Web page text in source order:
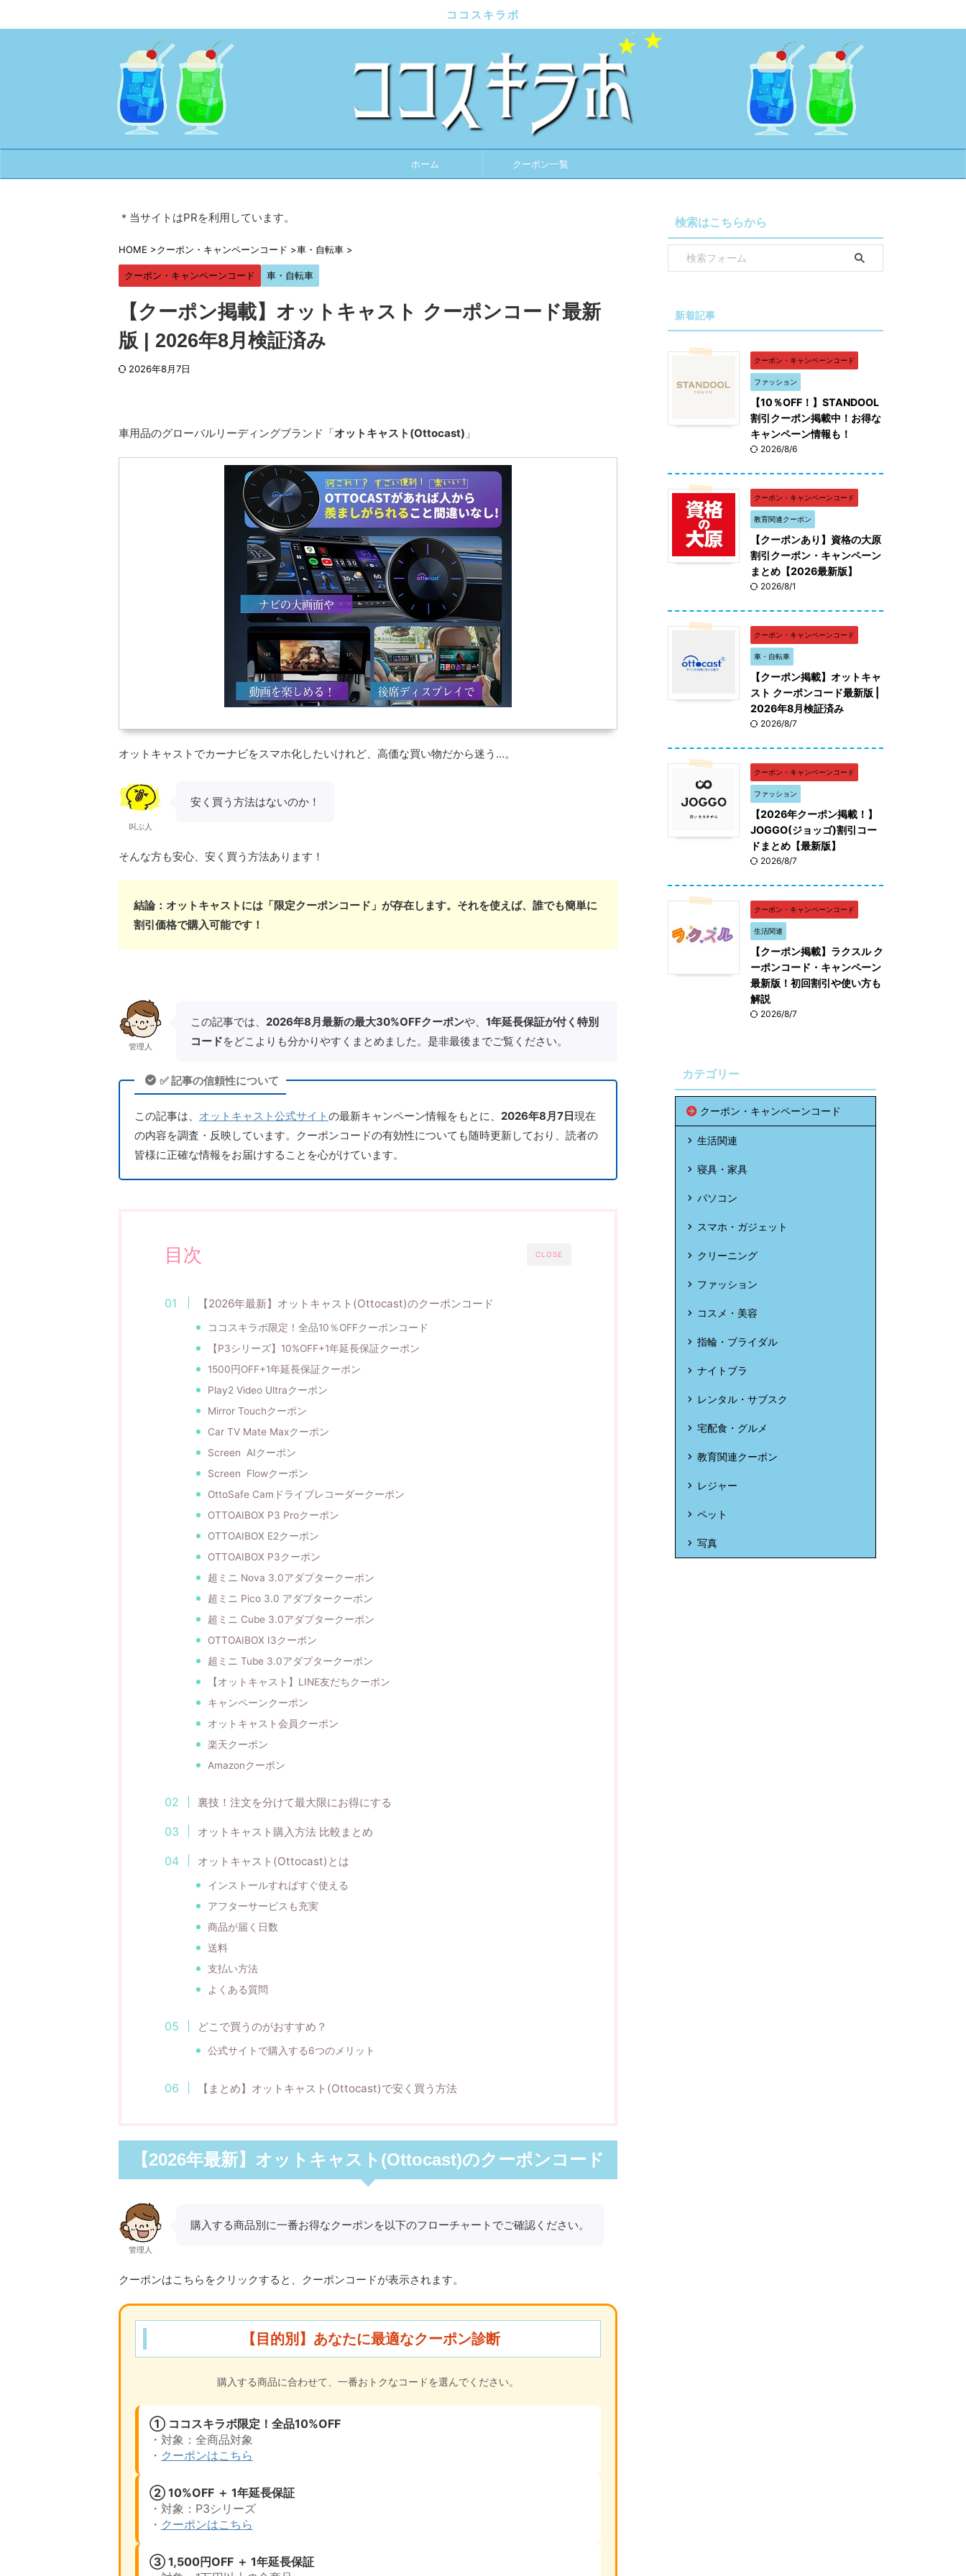
ココスキラボ
ホーム クーポン一覧
＊当サイトはPRを利用しています。
HOME >クーポン・キャンペーンコード >車・自転車 >
クーポン・キャンペーンコード 車・自転車
【クーポン掲載】オットキャスト クーポンコード最新
版 | 2026年8月検証済み
2026年8月7日
車用品のグローバルリーディングブランド「オットキャスト(Ottocast) 」
オットキャストでカーナビをスマホ化したいけれど、高価な買い物だから迷う…。
叫ぶ人
安く買う方法はないのか！
そんな方も安心、安く買う方法あります！
結論：オットキャストには「限定クーポンコード」が存在します。それを使えば、誰でも簡単に
割引価格で購入可能です！
管理人
この記事では、 2026年8月最新の最大30%OFFクーポンや、 1年延長保証が付く特別
コードをどこよりも分かりやすくまとめました。是非最後までご覧ください。
✅ 記事の信頼性について
この記事は、 オットキャスト公式サイトの最新キャンペーン情報をもとに、 2026年8 月7日現在
の内容を調査・反映しています。クーポンコードの有効性についても随時更新しており、読者の
皆様に正確な情報をお届けすることを心がけています。
CLOSE
目次
【2026年最新】オットキャスト(Ottocast)のクーポンコード
ココスキラボ限定！全品10％OFFクーポンコード
【P3シリーズ】10%OFF+1年延長保証クーポン
1500円OFF+1年延長保証クーポン
Play2 Video Ultraクーポン
Mirror Touchクーポン
Car TV Mate Maxクーポン
Screen AIクーポン
Screen Flowクーポン
OttoSafe Camドライブレコーダークーポン
OTTOAIBOX P3 Proクーポン
OTTOAIBOX E2クーポン
OTTOAIBOX P3クーポン
超ミニ Nova 3.0アダプタークーポン
超ミニ Pico 3.0 アダプタークーポン
超ミニ Cube 3.0アダプタークーポン
OTTOAIBOX I3クーポン
超ミニ Tube 3.0アダプタークーポン
【オットキャスト】LINE友だちクーポン
キャンペーンクーポン
オットキャスト会員クーポン
楽天クーポン
Amazonクーポン
裏技！注文を分けて最大限にお得にする
オットキャスト購入方法 比較まとめ
オットキャスト(Ottocast)とは
インストールすればすぐ使える
アフターサービスも充実
商品が届く日数
送料
支払い方法
よくある質問
どこで買うのがおすすめ？
公式サイトで購入する6つのメリット
【まとめ】オットキャスト(Ottocast)で安く買う方法
【2026年最新】オットキャスト(Ottocast)のクーポンコード
管理人
購入する商品別に一番お得なクーポンを以下のフローチャートでご確認ください。
クーポンはこちらをクリックすると、クーポンコードが表示されます。
【目的別】あなたに最適なクーポン診断
購入する商品に合わせて、一番おトクなコードを選んでください。
① ココスキラボ限定！全品10%OFF
・対象：全商品対象
・ クーポンはこちら
② 10%OFF ＋ 1年延長保証
・対象：P3シリーズ
・ クーポンはこちら
③ 1,500円OFF ＋ 1年延長保証
検索はこちらから
新着記事
クーポン・キャンペーンコード
ファッション
【10％OFF！】STANDOOL
割引クーポン掲載中！お得な
キャンペーン情報も！
2026/8/6
クーポン・キャンペーンコード
教育関連クーポン
【クーポンあり】資格の大原
割引クーポン・キャンペーン
まとめ【2026最新版】
2026/8/1
クーポン・キャンペーンコード
車・自転車
【クーポン掲載】オットキャ
スト クーポンコード最新版 |
2026年8月検証済み
2026/8/7
クーポン・キャンペーンコード
ファッション
【2026年クーポン掲載！】
JOGGO(ジョッゴ)割引コー
ドまとめ【最新版】
2026/8/7
クーポン・キャンペーンコード
生活関連
【クーポン掲載】ラクスル ク
ーポンコード・キャンペーン
最新版！初回割引や使い方も
解説
2026/8/7
カテゴリー
クーポン・キャンペーンコード
生活関連
寝具・家具
パソコン
スマホ・ガジェット
クリーニング
ファッション
コスメ・美容
指輪・ブライダル
ナイトブラ
レンタル・サブスク
宅配食・グルメ
教育関連クーポン
レジャー
ペット
写真